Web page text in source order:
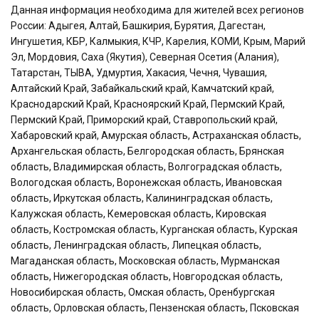
Данная информация необходима для жителей всех регионов
России: Адыгея, Алтай, Башкирия, Бурятия, Дагестан,
Ингушетия, КБР, Калмыкия, КЧР, Карелия, КОМИ, Крым, Марий
Эл, Мордовия, Саха (Якутия), Северная Осетия (Алания),
Татарстан, ТЫВА, Удмуртия, Хакасия, Чечня, Чувашия,
Алтайский Край, Забайкальский край, Камчатский край,
Краснодарский Край, Красноярский Край, Пермский Край,
Пермский Край, Приморский край, Ставропольский край,
Хабаровский край, Амурская область, Астраханская область,
Архангельская область, Белгородская область, Брянская
область, Владимирская область, Волгоградская область,
Вологодская область, Воронежская область, Ивановская
область, Иркутская область, Калининградская область,
Калужская область, Кемеровская область, Кировская
область, Костромская область, Курганская область, Курская
область, Ленинградская область, Липецкая область,
Магаданская область, Московская область, Мурманская
область, Нижегородская область, Новгородская область,
Новосибирская область, Омская область, Оренбургская
область, Орловская область, Пензенская область, Псковская